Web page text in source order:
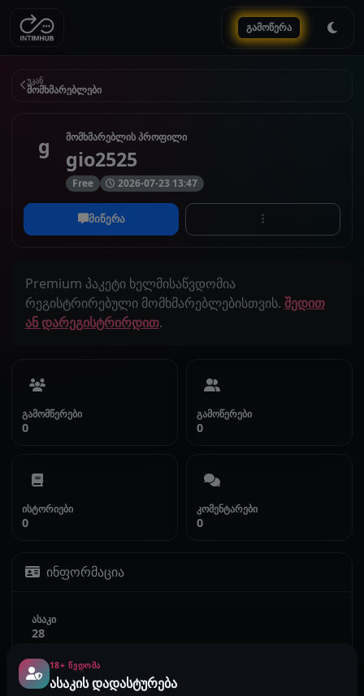
გამოწერა
უკან
მომხმარებლები
g მომხმარებლის პროფილი
gio2525
Free 2026-07-23 13:47
მიწერა
Premium პაკეტი ხელმისაწვდომია
რეგისტრირებული მომხმარებლებისთვის. შედით
ან დარეგისტრირდით.
გამომწერები
0
გამოწერები
0
ისტორიები
0
კომენტარები
0
ინფორმაცია
ასაკი
28
სქესი
მამრობითი
18+ ᲬᲕᲓᲝᲛᲐ
ასაკის დადასტურება